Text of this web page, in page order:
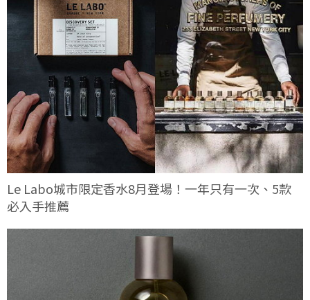
Le Labo城市限定香水8月登場！一年只有一次、5款
必入手推薦